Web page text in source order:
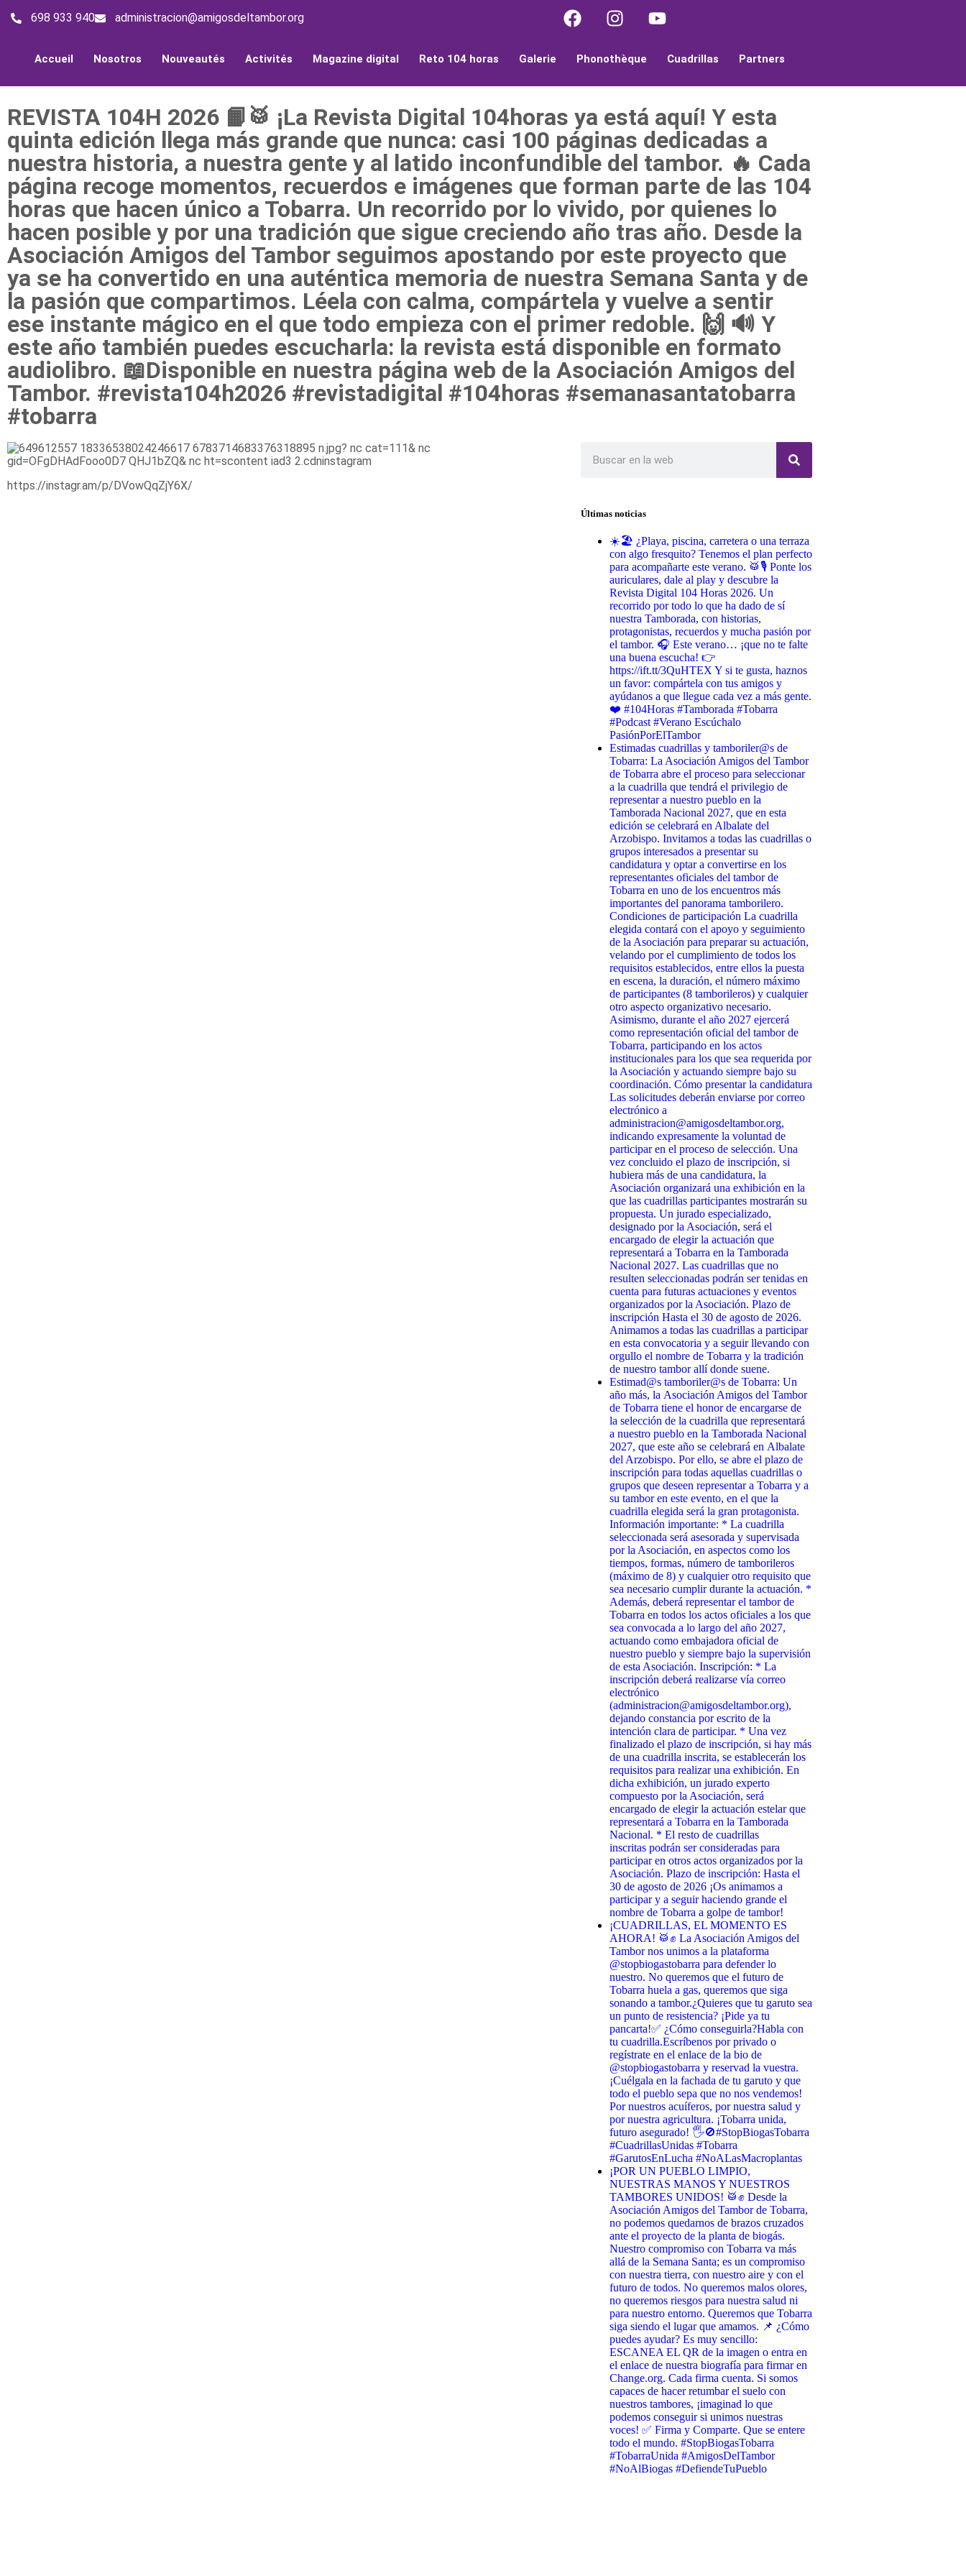
698 933 940 administracion@amigosdeltambor.org
Accueil Nosotros Nouveautés Activités Magazine digital Reto 104 horas Galerie Phonothèque Cuadrillas Partners
REVISTA 104H 2026 📙🥁 ¡La Revista Digital 104horas ya está aquí! Y esta
quinta edición llega más grande que nunca: casi 100 páginas dedicadas a
nuestra historia, a nuestra gente y al latido inconfundible del tambor. 🔥 Cada
página recoge momentos, recuerdos e imágenes que forman parte de las 104
horas que hacen único a Tobarra. Un recorrido por lo vivido, por quienes lo
hacen posible y por una tradición que sigue creciendo año tras año. Desde la
Asociación Amigos del Tambor seguimos apostando por este proyecto que
ya se ha convertido en una auténtica memoria de nuestra Semana Santa y de
la pasión que compartimos. Léela con calma, compártela y vuelve a sentir
ese instante mágico en el que todo empieza con el primer redoble. 🙌 🔊 Y
este año también puedes escucharla: la revista está disponible en formato
audiolibro. 📖Disponible en nuestra página web de la Asociación Amigos del
Tambor. #revista104h2026 #revistadigital #104horas #semanasantatobarra
#tobarra
https://instagr.am/p/DVowQqZjY6X/
Últimas noticias
☀️🏖️ ¿Playa, piscina, carretera o una terraza
con algo fresquito? Tenemos el plan perfecto
para acompañarte este verano. 🥁🎙️ Ponte los
auriculares, dale al play y descubre la
Revista Digital 104 Horas 2026. Un
recorrido por todo lo que ha dado de sí
nuestra Tamborada, con historias,
protagonistas, recuerdos y mucha pasión por
el tambor. 🎧 Este verano… ¡que no te falte
una buena escucha! 👉
https://ift.tt/3QuHTEX Y si te gusta, haznos
un favor: compártela con tus amigos y
ayúdanos a que llegue cada vez a más gente.
❤️ #104Horas #Tamborada #Tobarra
#Podcast #Verano Escúchalo
PasiónPorElTambor
Estimadas cuadrillas y tamboriler@s de
Tobarra: La Asociación Amigos del Tambor
de Tobarra abre el proceso para seleccionar
a la cuadrilla que tendrá el privilegio de
representar a nuestro pueblo en la
Tamborada Nacional 2027, que en esta
edición se celebrará en Albalate del
Arzobispo. Invitamos a todas las cuadrillas o
grupos interesados a presentar su
candidatura y optar a convertirse en los
representantes oficiales del tambor de
Tobarra en uno de los encuentros más
importantes del panorama tamborilero.
Condiciones de participación La cuadrilla
elegida contará con el apoyo y seguimiento
de la Asociación para preparar su actuación,
velando por el cumplimiento de todos los
requisitos establecidos, entre ellos la puesta
en escena, la duración, el número máximo
de participantes (8 tamborileros) y cualquier
otro aspecto organizativo necesario.
Asimismo, durante el año 2027 ejercerá
como representación oficial del tambor de
Tobarra, participando en los actos
institucionales para los que sea requerida por
la Asociación y actuando siempre bajo su
coordinación. Cómo presentar la candidatura
Las solicitudes deberán enviarse por correo
electrónico a
administracion@amigosdeltambor.org,
indicando expresamente la voluntad de
participar en el proceso de selección. Una
vez concluido el plazo de inscripción, si
hubiera más de una candidatura, la
Asociación organizará una exhibición en la
que las cuadrillas participantes mostrarán su
propuesta. Un jurado especializado,
designado por la Asociación, será el
encargado de elegir la actuación que
representará a Tobarra en la Tamborada
Nacional 2027. Las cuadrillas que no
resulten seleccionadas podrán ser tenidas en
cuenta para futuras actuaciones y eventos
organizados por la Asociación. Plazo de
inscripción Hasta el 30 de agosto de 2026.
Animamos a todas las cuadrillas a participar
en esta convocatoria y a seguir llevando con
orgullo el nombre de Tobarra y la tradición
de nuestro tambor allí donde suene.
Estimad@s tamboriler@s de Tobarra: Un
año más, la Asociación Amigos del Tambor
de Tobarra tiene el honor de encargarse de
la selección de la cuadrilla que representará
a nuestro pueblo en la Tamborada Nacional
2027, que este año se celebrará en Albalate
del Arzobispo. Por ello, se abre el plazo de
inscripción para todas aquellas cuadrillas o
grupos que deseen representar a Tobarra y a
su tambor en este evento, en el que la
cuadrilla elegida será la gran protagonista.
Información importante: * La cuadrilla
seleccionada será asesorada y supervisada
por la Asociación, en aspectos como los
tiempos, formas, número de tamborileros
(máximo de 8) y cualquier otro requisito que
sea necesario cumplir durante la actuación. *
Además, deberá representar el tambor de
Tobarra en todos los actos oficiales a los que
sea convocada a lo largo del año 2027,
actuando como embajadora oficial de
nuestro pueblo y siempre bajo la supervisión
de esta Asociación. Inscripción: * La
inscripción deberá realizarse vía correo
electrónico
(administracion@amigosdeltambor.org),
dejando constancia por escrito de la
intención clara de participar. * Una vez
finalizado el plazo de inscripción, si hay más
de una cuadrilla inscrita, se establecerán los
requisitos para realizar una exhibición. En
dicha exhibición, un jurado experto
compuesto por la Asociación, será
encargado de elegir la actuación estelar que
representará a Tobarra en la Tamborada
Nacional. * El resto de cuadrillas
inscritas podrán ser consideradas para
participar en otros actos organizados por la
Asociación. Plazo de inscripción: Hasta el
30 de agosto de 2026 ¡Os animamos a
participar y a seguir haciendo grande el
nombre de Tobarra a golpe de tambor!
¡CUADRILLAS, EL MOMENTO ES
AHORA! 🥁✊ La Asociación Amigos del
Tambor nos unimos a la plataforma
@stopbiogastobarra para defender lo
nuestro. No queremos que el futuro de
Tobarra huela a gas, queremos que siga
sonando a tambor. ​¿Quieres que tu garuto sea
un punto de resistencia? ¡Pide ya tu
pancarta! ​✅ ¿Cómo conseguirla? ​Habla con
tu cuadrilla. ​Escríbenos por privado o
regístrate en el enlace de la bio de
@stopbiogastobarra y reservad la vuestra. ​
¡Cuélgala en la fachada de tu garuto y que
todo el pueblo sepa que no nos vendemos! ​
Por nuestros acuíferos, por nuestra salud y
por nuestra agricultura. ¡Tobarra unida,
futuro asegurado! 🖐️🚫 ​#StopBiogasTobarra
#CuadrillasUnidas #Tobarra
#GarutosEnLucha #NoALasMacroplantas
¡POR UN PUEBLO LIMPIO,
NUESTRAS MANOS Y NUESTROS
TAMBORES UNIDOS! 🥁✊ Desde la
Asociación Amigos del Tambor de Tobarra,
no podemos quedarnos de brazos cruzados
ante el proyecto de la planta de biogás.
Nuestro compromiso con Tobarra va más
allá de la Semana Santa; es un compromiso
con nuestra tierra, con nuestro aire y con el
futuro de todos. No queremos malos olores,
no queremos riesgos para nuestra salud ni
para nuestro entorno. Queremos que Tobarra
siga siendo el lugar que amamos. 📌 ¿Cómo
puedes ayudar? Es muy sencillo:
ESCANEA EL QR de la imagen o entra en
el enlace de nuestra biografía para firmar en
Change.org. Cada firma cuenta. Si somos
capaces de hacer retumbar el suelo con
nuestros tambores, ¡imaginad lo que
podemos conseguir si unimos nuestras
voces! ✅ Firma y Comparte. Que se entere
todo el mundo. #StopBiogasTobarra
#TobarraUnida #AmigosDelTambor
#NoAlBiogas #DefiendeTuPueblo